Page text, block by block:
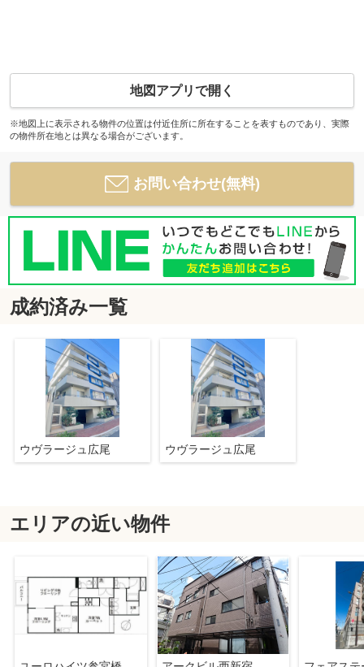
地図アプリで開く
※地図上に表示される物件の位置は付近住所に所在することを表すものであり、実際
の物件所在地とは異なる場合がございます。
お問い合わせ(無料)
成約済み一覧
ウヴラージュ広尾 ウヴラージュ広尾
エリアの近い物件